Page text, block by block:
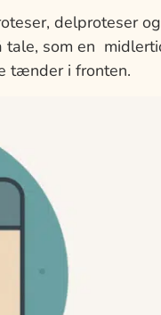
delproteser
som en
tænder i fronten.